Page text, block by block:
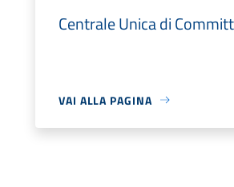
Centrale Unica di
VAI ALLA PAGINA